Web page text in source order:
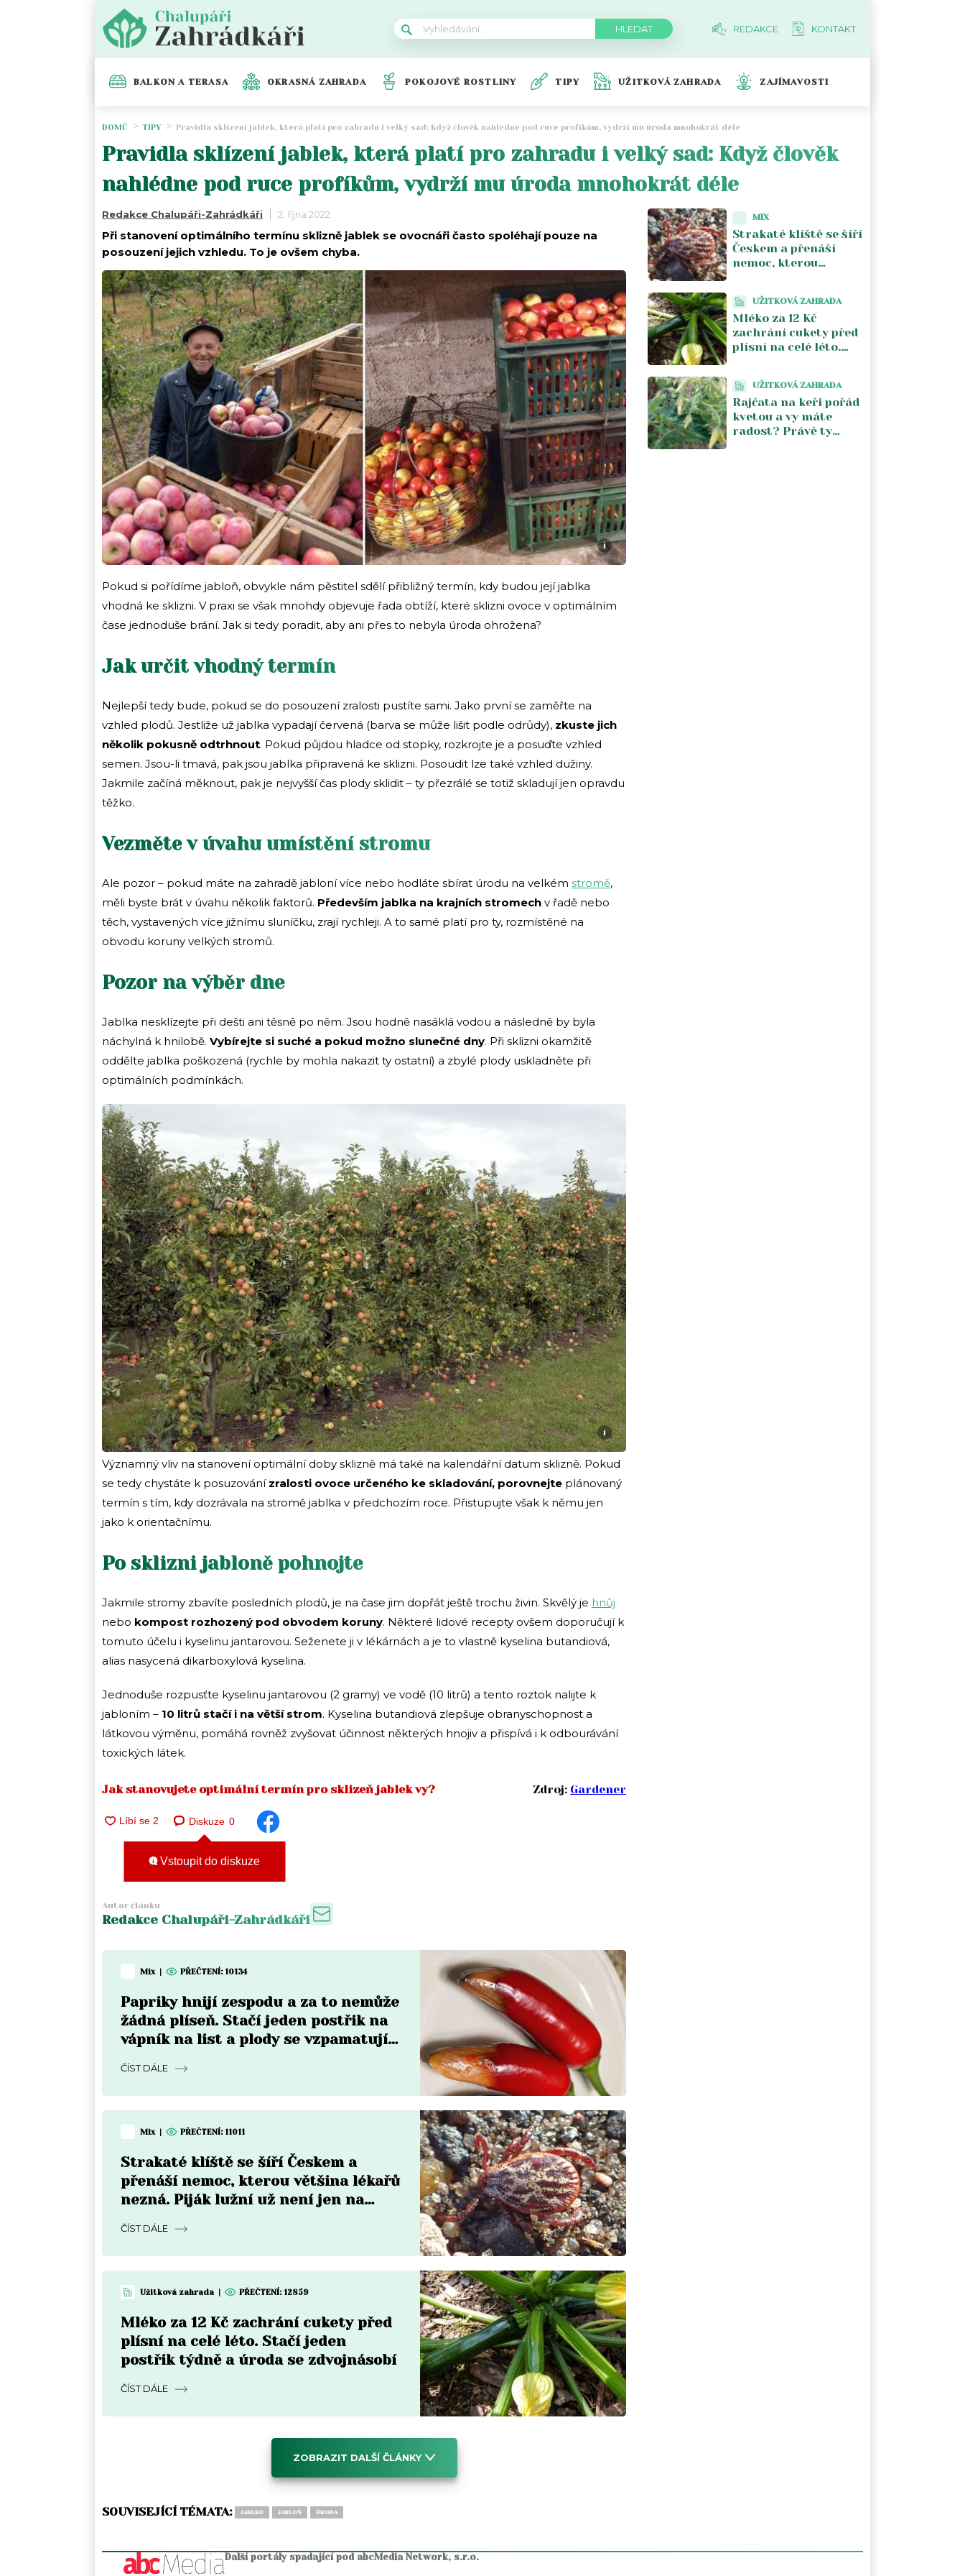
REDAKCE KONTAKT
BALKON A TERASA OKRASNÁ ZAHRADA POKOJOVÉ ROSTLINY TIPY UŽITKOVÁ ZAHRADA ZAJÍMAVOSTI
DOMŮ TIPY Pravidla sklízení jablek, která platí pro zahradu i velký sad: Když člověk nahlédne pod ruce profíkům, vydrží mu úroda mnohokrát déle
Pravidla sklízení jablek, která platí pro zahradu i velký sad: Když člověk
nahlédne pod ruce profíkům, vydrží mu úroda mnohokrát déle
Redakce Chalupáři-Zahrádkáři 2. října 2022
Při stanovení optimálního termínu sklizně jablek se ovocnáři často spoléhají pouze na
posouzení jejich vzhledu. To je ovšem chyba.
i
Pokud si pořídíme jabloň, obvykle nám pěstitel sdělí přibližný termín, kdy budou její jablka
vhodná ke sklizni. V praxi se však mnohdy objevuje řada obtíží, které sklizni ovoce v optimálním
čase jednoduše brání. Jak si tedy poradit, aby ani přes to nebyla úroda ohrožena?
Jak určit vhodný termín
Nejlepší tedy bude, pokud se do posouzení zralosti pustíte sami. Jako první se zaměřte na
vzhled plodů. Jestliže už jablka vypadají červená (barva se může lišit podle odrůdy), zkuste jich
několik pokusně odtrhnout. Pokud půjdou hladce od stopky, rozkrojte je a posuďte vzhled
semen. Jsou-li tmavá, pak jsou jablka připravená ke sklizni. Posoudit lze také vzhled dužiny.
Jakmile začíná měknout, pak je nejvyšší čas plody sklidit – ty přezrálé se totiž skladují jen opravdu
těžko.
Vezměte v úvahu umístění stromu
Ale pozor – pokud máte na zahradě jabloní více nebo hodláte sbírat úrodu na velkém stromě,
měli byste brát v úvahu několik faktorů. Především jablka na krajních stromech v řadě nebo
těch, vystavených více jižnímu sluníčku, zrají rychleji. A to samé platí pro ty, rozmístěné na
obvodu koruny velkých stromů.
Pozor na výběr dne
Jablka nesklízejte při dešti ani těsně po něm. Jsou hodně nasáklá vodou a následně by byla
náchylná k hnilobě. Vybírejte si suché a pokud možno slunečné dny. Při sklizni okamžitě
oddělte jablka poškozená (rychle by mohla nakazit ty ostatní) a zbylé plody uskladněte při
optimálních podmínkách.
i
Významný vliv na stanovení optimální doby sklizně má také na kalendářní datum sklizně. Pokud
se tedy chystáte k posuzování zralosti ovoce určeného ke skladování, porovnejte plánovaný
termín s tím, kdy dozrávala na stromě jablka v předchozím roce. Přistupujte však k němu jen
jako k orientačnímu.
Po sklizni jabloně pohnojte
Jakmile stromy zbavíte posledních plodů, je na čase jim dopřát ještě trochu živin. Skvělý je hnůj
nebo kompost rozhozený pod obvodem koruny. Některé lidové recepty ovšem doporučují k
tomuto účelu i kyselinu jantarovou. Seženete ji v lékárnách a je to vlastně kyselina butandiová,
alias nasycená dikarboxylová kyselina.
Jednoduše rozpusťte kyselinu jantarovou (2 gramy) ve vodě (10 litrů) a tento roztok nalijte k
jabloním – 10 litrů stačí i na větší strom. Kyselina butandiová zlepšuje obranyschopnost a
látkovou výměnu, pomáhá rovněž zvyšovat účinnost některých hnojiv a přispívá i k odbourávání
toxických látek.
Jak stanovujete optimální termín pro sklizeň jablek vy? Zdroj: Gardener
Diskuze 0
Vstoupit do diskuze
Autor článku
Redakce Chalupáři-Zahrádkáři
Mix | PŘEČTENÍ:10134
Papriky hnijí zespodu a za to nemůže
žádná plíseň. Stačí jeden postřik na
vápník na list a plody se vzpamatují
ČÍST DÁLE
Mix | PŘEČTENÍ:11011
Strakaté klíště se šíří Českem a
přenáší nemoc, kterou většina lékařů
nezná. Piják lužní už není jen na
ČÍST DÁLE
Užitková zahrada | PŘEČTENÍ:12859
Mléko za 12 Kč zachrání cukety před
plísní na celé léto. Stačí jeden
postřik týdně a úroda se zdvojnásobí
ČÍST DÁLE
ZOBRAZIT DALŠÍ ČLÁNKY
SOUVISEJÍCÍ TÉMATA: JABLKO JABLOŇ ÚRODA
MIX
Strakaté klíště se šíří
Českem a přenáší
nemoc, kterou
na Moravě
UŽITKOVÁ ZAHRADA
Mléko za 12 Kč
zachrání cukety před
plísní na celé léto.
zdvojnásobí
UŽITKOVÁ ZAHRADA
Rajčata na keři pořád
kvetou a vy máte
radost? Právě ty
Další portály spadající pod abcMedia Network, s.r.o.